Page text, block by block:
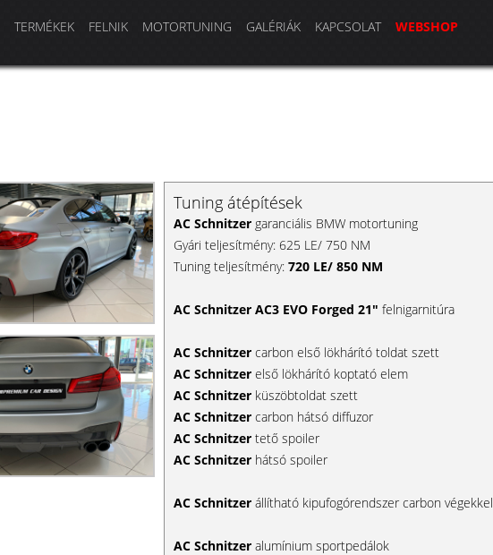
TERMÉKEK FELNIK MOTORTUNING GALÉRIÁK KAPCSOLAT WEBSHOP
Tuning átépítések
AC Schnitzer garanciális BMW motortuning
Gyári teljesítmény: 625 LE/ 750 NM
Tuning teljesítmény: 720 LE/ 850 NM
AC Schnitzer AC3 EVO Forged 21" felnigarnitúra
AC Schnitzer carbon első lökhárító toldat szett
AC Schnitzer első lökhárító koptató elem
AC Schnitzer küszöbtoldat szett
AC Schnitzer carbon hátsó diffuzor
AC Schnitzer tető spoiler
AC Schnitzer hátsó spoiler
AC Schnitzer állítható kipufogórendszer carbon végekkel
AC Schnitzer alumínium sportpedálok